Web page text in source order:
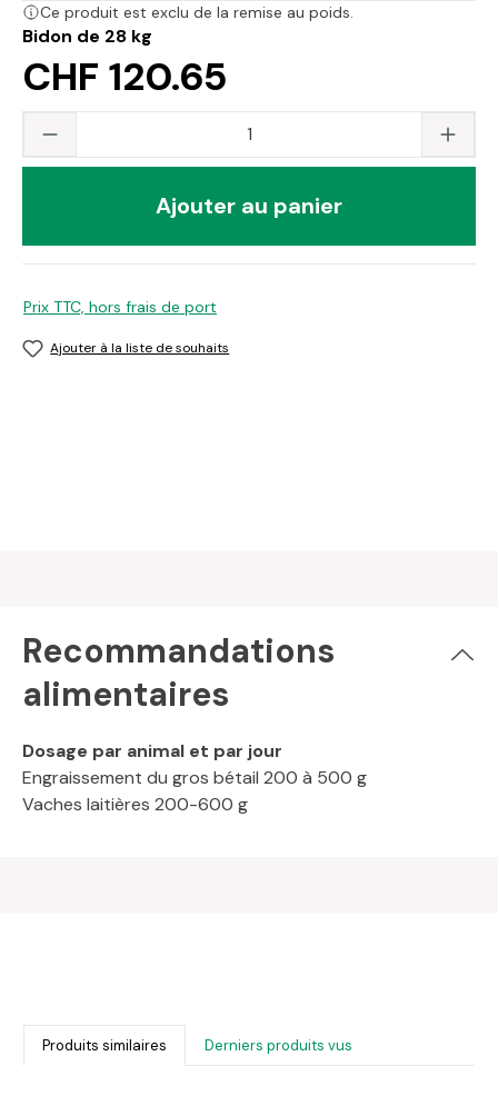
Bidon de 28 kg
CHF 120.65
Ce produit est exclu de la remise au poids.
Quantité du produit : saisissez la valeur
Ajouter au panier
Prix TTC, hors frais de port
Ajouter à la liste de souhaits
Recommandations
alimentaires
Dosage par animal et par jour
Engraissement du gros bétail 200 à 500 g
Vaches laitières 200-600 g
Produits similaires Derniers produits vus